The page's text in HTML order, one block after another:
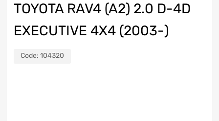
TOYOTA RAV4 (A2) 2.0 D-4D
EXECUTIVE 4X4 (2003-)
Code: 104320